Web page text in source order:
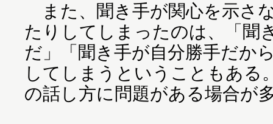
また、聞き手が関心を示さ
たりしてしまったのは、「聞
だ」「聞き手が自分勝手だか
してしまうということもある
の話し方に問題がある場合が